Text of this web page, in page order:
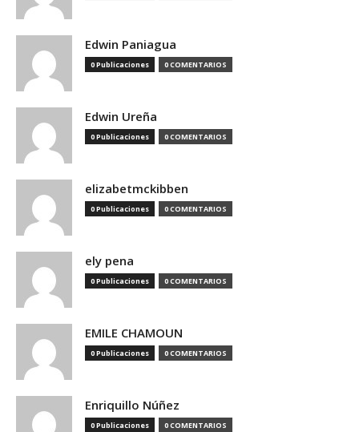
Edwin Paniagua
0 Publicaciones 0 COMENTARIOS
Edwin Ureña
0 Publicaciones 0 COMENTARIOS
elizabetmckibben
0 Publicaciones 0 COMENTARIOS
ely pena
0 Publicaciones 0 COMENTARIOS
EMILE CHAMOUN
0 Publicaciones 0 COMENTARIOS
Enriquillo Núñez
0 Publicaciones 0 COMENTARIOS